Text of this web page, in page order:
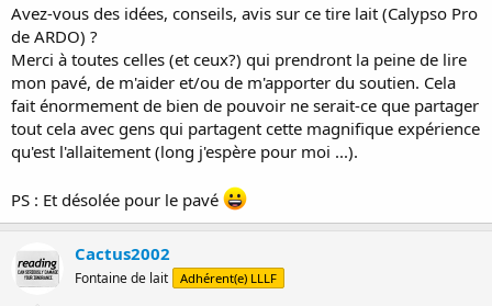
Avez-vous des idées, conseils, avis sur ce tire lait (Calypso Pro
de ARDO) ?
Merci à toutes celles (et ceux?) qui prendront la peine de lire
mon pavé, de m'aider et/ou de m'apporter du soutien. Cela
fait énormement de bien de pouvoir ne serait-ce que partager
tout cela avec gens qui partagent cette magnifique expérience
qu'est l'allaitement (long j'espère pour moi ...).
PS : Et désolée pour le pavé
Cactus2002
Fontaine de lait Adhérent(e) LLLF